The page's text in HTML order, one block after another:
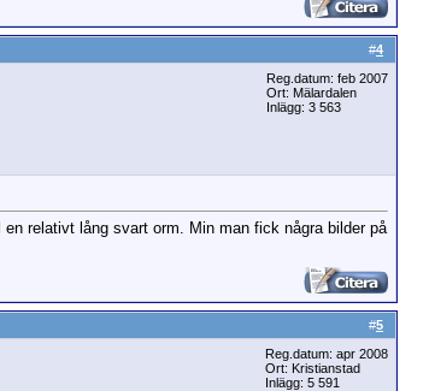
#4
Reg.datum: feb 2007
Ort: Mälardalen
Inlägg: 3 563
relativt lång svart orm. Min man fick några bilder på
#5
Reg.datum: apr 2008
Ort: Kristianstad
Inlägg: 5 591